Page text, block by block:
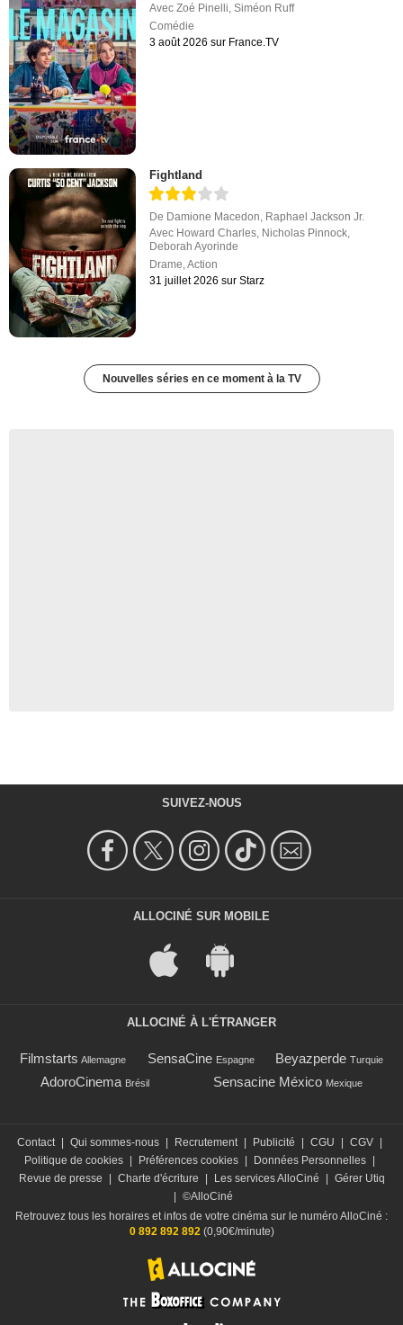
AvecZoé Pinelli ,Siméon Ruff
Comédie
3 août 2026 sur France.TV
Fightland
De Damione Macedon, Raphael Jackson Jr.
Avec Howard Charles, Nicholas Pinnock,
Deborah Ayorinde
Drame,Action
31 juillet 2026 sur Starz
Nouvelles séries en ce moment à la TV
SUIVEZ-NOUS
ALLOCINÉ SUR MOBILE
ALLOCINÉ À L'ÉTRANGER
Filmstarts Allemagne SensaCine Espagne Beyazperde Turquie
AdoroCinema Brésil Sensacine México Mexique
Contact Qui sommes-nous Recrutement Publicité CGU CGV
Politique de cookies
Préférences cookies Données Personnelles
Revue de presse
Charte d'écriture Les services AlloCiné
Gérer Utiq
©AlloCiné
Retrouvez tous les horaires et infos de votre cinéma sur le numéro AlloCiné :
0 892 892 892(0,90€/minute)